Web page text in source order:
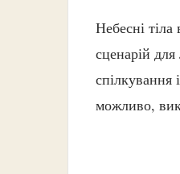
Небесні
сценарій
спілкування
можливо,